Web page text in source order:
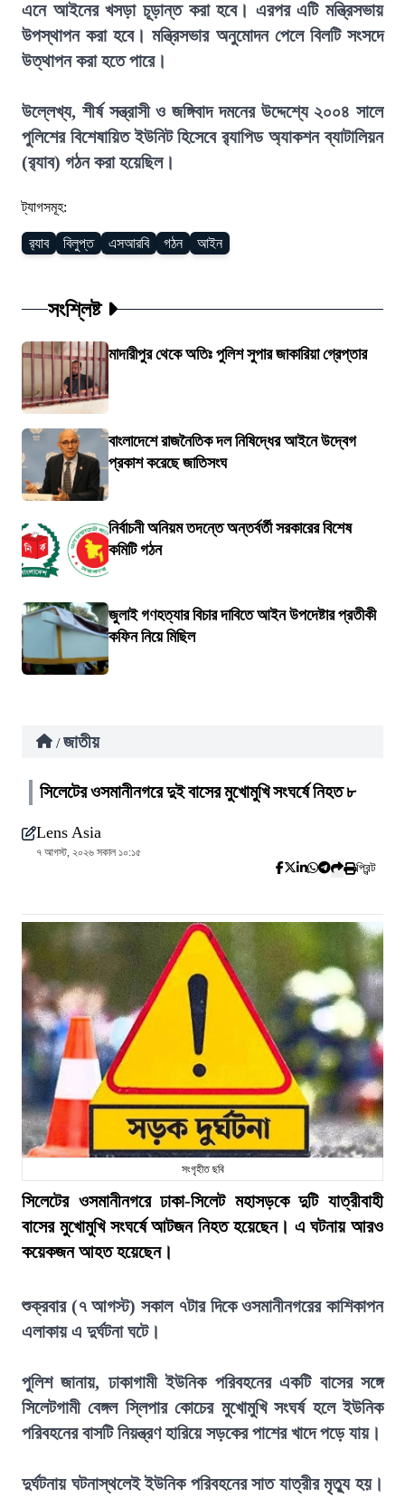
এনে আইনের খসড়া চূড়ান্ত করা হবে। এরপর এটি মন্ত্রিসভায়
উপস্থাপন করা হবে। মন্ত্রিসভার অনুমোদন পেলে বিলটি সংসদে
উত্থাপন করা হতে পারে।
উল্লেখ্য, শীর্ষ সন্ত্রাসী ও জঙ্গিবাদ দমনের উদ্দেশ্যে ২০০৪ সালে
পুলিশের বিশেষায়িত ইউনিট হিসেবে র‍্যাপিড অ্যাকশন ব্যাটালিয়ন
(র‍্যাব) গঠন করা হয়েছিল।
ট্যাগসমূহ:
র‍্যাব বিলুপ্ত এসআরবি গঠন আইন
সংশ্লিষ্ট
মাদারীপুর থেকে অতিঃ পুলিশ সুপার জাকারিয়া গ্রেপ্তার
বাংলাদেশে রাজনৈতিক দল নিষিদ্ধের আইনে উদ্বেগ
প্রকাশ করেছে জাতিসংঘ
নির্বাচনী অনিয়ম তদন্তে অন্তর্বর্তী সরকারের বিশেষ
কমিটি গঠন
জুলাই গণহত্যার বিচার দাবিতে আইন উপদেষ্টার প্রতীকী
কফিন নিয়ে মিছিল
/ জাতীয়
সিলেটের ওসমানীনগরে দুই বাসের মুখোমুখি সংঘর্ষে নিহত ৮
Lens Asia
৭ আগস্ট, ২০২৬ সকাল ১০:১৫
প্রিন্ট
সংগৃহীত ছবি
সিলেটের ওসমানীনগরে ঢাকা-সিলেট মহাসড়কে দুটি যাত্রীবাহী
বাসের মুখোমুখি সংঘর্ষে আটজন নিহত হয়েছেন। এ ঘটনায় আরও
কয়েকজন আহত হয়েছেন।
শুক্রবার (৭ আগস্ট) সকাল ৭টার দিকে ওসমানীনগরের কাশিকাপন
এলাকায় এ দুর্ঘটনা ঘটে।
পুলিশ জানায়, ঢাকাগামী ইউনিক পরিবহনের একটি বাসের সঙ্গে
সিলেটগামী বেঙ্গল স্লিপার কোচের মুখোমুখি সংঘর্ষ হলে ইউনিক
পরিবহনের বাসটি নিয়ন্ত্রণ হারিয়ে সড়কের পাশের খাদে পড়ে যায়।
দুর্ঘটনায় ঘটনাস্থলেই ইউনিক পরিবহনের সাত যাত্রীর মৃত্যু হয়।